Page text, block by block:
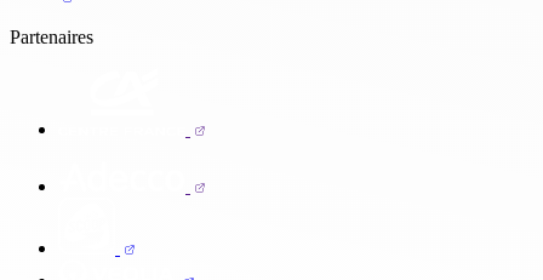
Partenaires